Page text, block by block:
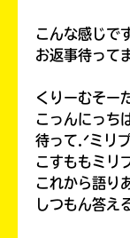
こんな感じで
お返事待って
くりーむそー
こっんにっち
待って.ᐟミリ
こすももミリ
これから語り
しつもん答え